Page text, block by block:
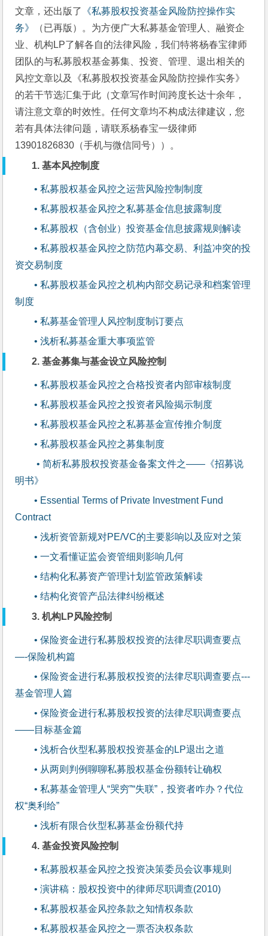
文章，还出版了
《私募股权投资基金风险防控操作实
务》
（已再版）。为方便广大私募基金管理人、融资企
业、机构LP了解各自的法律风险，我们特将杨春宝律师
团队的与私募股权基金募集、投资、管理、退出相关的
风控文章以及《私募股权投资基金风险防控操作实务》
的若干节选汇集于此（文章写作时间跨度长达十余年，
请注意文章的时效性。任何文章均不构成法律建议，您
若有具体法律问题，请联系杨春宝一级律师
13901826830（手机与微信同号））。
1. 基本风控制度
• 私募股权基金风控之运营风险控制制度
• 私募股权基金风控之私募基金信息披露制度
• 私募股权（含创业）投资基金信息披露规则解读
• 私募股权基金风控之防范内幕交易、利益冲突的投
资交易制度
• 私募股权基金风控之机构内部交易记录和档案管理
制度
• 私募基金管理人风控制度制订要点
• 浅析私募基金重大事项监管
2. 基金募集与基金设立风险控制
• 私募股权基金风控之合格投资者内部审核制度
• 私募股权基金风控之投资者风险揭示制度
• 私募股权基金风控之私募基金宣传推介制度
• 私募股权基金风控之募集制度
• 简析私募股权投资基金备案文件之——《招募说
明书》
• Essential Terms of Private Investment Fund
Contract
• 浅析资管新规对PE/VC的主要影响以及应对之策
• 一文看懂证监会资管细则影响几何
• 结构化私募资产管理计划监管政策解读
• 结构化资管产品法律纠纷概述
3. 机构LP风险控制
• 保险资金进行私募股权投资的法律尽职调查要点
—-保险机构篇
• 保险资金进行私募股权投资的法律尽职调查要点---
基金管理人篇
• 保险资金进行私募股权投资的法律尽职调查要点
——目标基金篇
• 浅析合伙型私募股权投资基金的LP退出之道
• 从两则判例聊聊私募股权基金份额转让确权
• 私募基金管理人“哭穷”“失联”，投资者咋办？代位
权“奥利给”
• 浅析有限合伙型私募基金份额代持
4. 基金投资风险控制
• 私募股权基金风控之投资决策委员会议事规则
• 演讲稿：股权投资中的律师尽职调查(2010)
• 私募股权基金风控条款之知情权条款
• 私募股权基金风控之一票否决权条款